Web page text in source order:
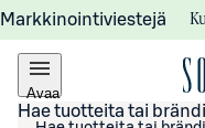
Markkinointiviestejä
Avaa
valikko
Hae tuotteita tai